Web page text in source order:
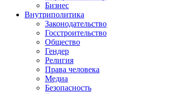
Бизнес
Внутриполитика
Законодательство
Госстроительство
Общество
Гендер
Религия
Права человека
Медиа
Безопасность